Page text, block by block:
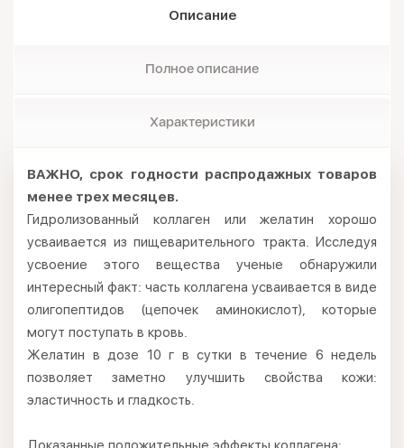
Описание
Полное описание
Характеристики
ВАЖНО, срок годности распродажных товаров
менее трех месяцев.
Гидролизованный коллаген или желатин хорошо
усваивается из пищеварительного тракта. Исследуя
усвоение этого вещества ученые обнаружили
интересный факт: часть коллагена усваивается в виде
олигопептидов (цепочек аминокислот), которые
могут поступать в кровь.
Желатин в дозе 10 г в сутки в течение 6 недель
позволяет заметно улучшить свойства кожи:
эластичность и гладкость.